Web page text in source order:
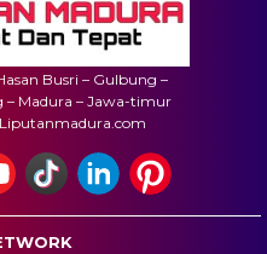
Busri – Gulbung –
– Madura – Jawa-timur